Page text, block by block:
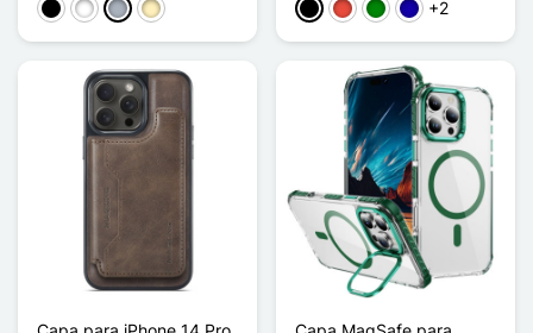
PretoBrancoCinzento
Ouro PretoVermelho
VerdeAzul Escuro
+2